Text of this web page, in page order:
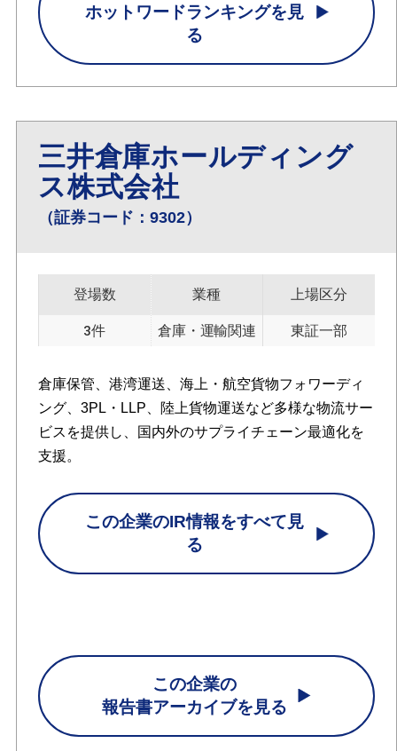
ホットワードランキングを見
る
三井倉庫ホールディング
ス株式会社
（証券コード：9302）
登場数
3件
業種
倉庫・運輸関連
上場区分
東証一部
倉庫保管、港湾運送、海上・航空貨物フォワーディ
ング、3PL・LLP、陸上貨物運送など多様な物流サー
ビスを提供し、国内外のサプライチェーン最適化を
支援。
この企業のIR情報をすべて見
る
この企業の
報告書アーカイブを見る